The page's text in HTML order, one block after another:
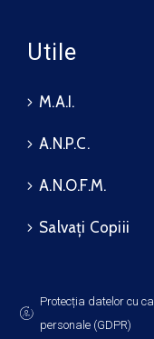
Utile
M.A.I.
A.N.P.C.
A.N.O.F.M.
Salvați Copiii
Protecția datelor cu
personale (GDPR)